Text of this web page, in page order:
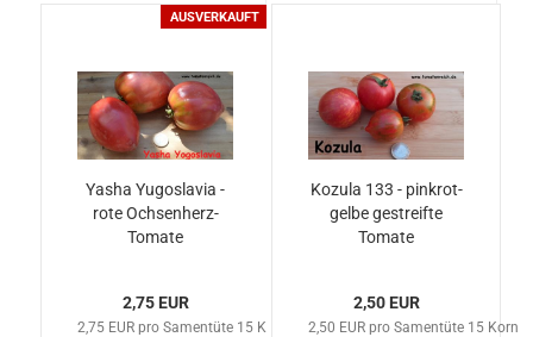
AUSVERKAUFT
Yasha Yugoslavia -
rote Ochsenherz-
Tomate
2,75 EUR
2,75 EUR pro Samentüte 15 Korn
Kozula 133 - pinkrot-
gelbe gestreifte
Tomate
2,50 EUR
2,50 EUR pro Samentüte 15 Korn